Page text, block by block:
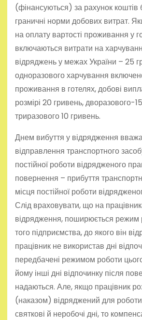
(фінансуються) за рахунок коштів
граничні норми добових витрат.
на оплату вартості проживання у
включаються витрати на
відряджень у межах України – 25
одноразового харчування
проживання в готелях, добові
розмірі 20 гривень, дворазового-
триразового 10 гривень.
Днем вибуття у відрядження
відправлення транспортного
постійної роботи відрядженого
повернення – прибуття
місця постійної роботи
Слід враховувати, що на
відрядження, поширюється режим
того підприємства, до якого він
працівник не використав дні
передбачені режимом роботи
йому інші дні відпочинку після
надаються. Але, якщо працівник
(наказом) відряджений для роботи
святкові й неробочі дні, то